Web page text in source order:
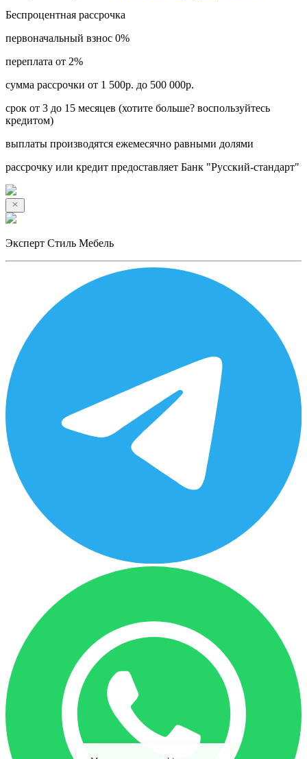
Беспроцентная рассрочка
первоначальный взнос 0%
переплата от 2%
сумма рассрочки от 1 500р. до 500 000р.
срок от 3 до 15 месяцев (хотите больше? воспользуйтесь
кредитом)
выплаты производятся ежемесячно равными долями
рассрочку или кредит предоставляет Банк "Русский-стандарт"
Эксперт Стиль Мебель